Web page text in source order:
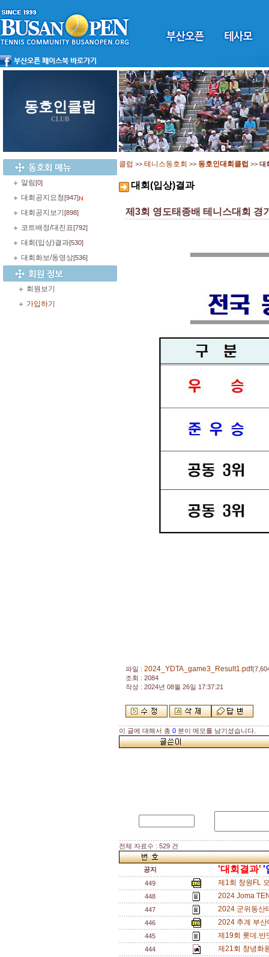
동호인클럽
CLUB
알림[0]
대회공지요청[947]
대회공지보기 [898]
코트배정/대진표[792]
대회(입상)결과[530]
대회화보/동영상[536]
회원보기
가입하기
클럽 >> 테니스동호회 >> 동호인대회클럽 >> 대
대회(입상)결과
제3회 영도태종배 테니스대회 경
파일 : 2024_YDTA_game3_Result1.pdf
조회 : 2084
작성 : 2024년 08월 26일 17:37:21
이 글에 대해서 총 0 분이 메모를 남기셨습니다.
전체 자료수 : 529 건
공지 '대회결과' '
449 제1회 창원FL
448 2024 Joma
447 2024 군위동산
446 2024 추계 부
445 제19회 롯데.
444 제21회 창녕화